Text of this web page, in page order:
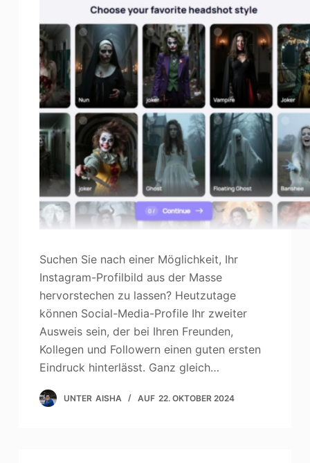
Suchen Sie nach einer Möglichkeit, Ihr
Instagram-Profilbild aus der Masse
hervorstechen zu lassen? Heutzutage
können Social-Media-Profile Ihr zweiter
Ausweis sein, der bei Ihren Freunden,
Kollegen und Followern einen guten ersten
Eindruck hinterlässt. Ganz gleich…
UNTER AISHA AUF 22. OKTOBER 2024